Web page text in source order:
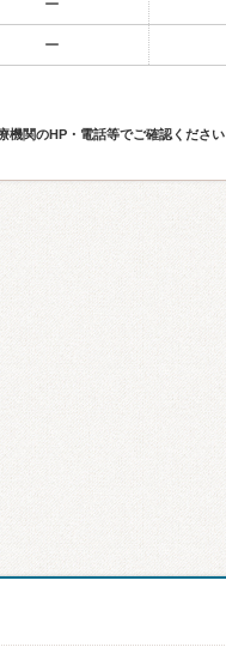
ー
ー
機関のHP・電話等でご確認ください